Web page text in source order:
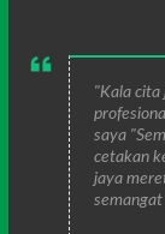
"Kala cita
saya
cetakan
jaya
semangat